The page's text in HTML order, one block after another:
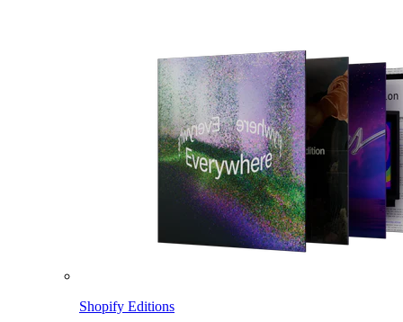
Shopify Editions